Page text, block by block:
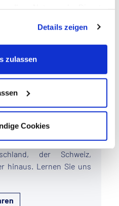
USA ein. Alle weiteren
Sie in unseren
Details zeigen
zulassen
Cookies
setzen sich für
digitale Zukunft ein.
der Schweiz,
hinaus. Lernen Sie uns